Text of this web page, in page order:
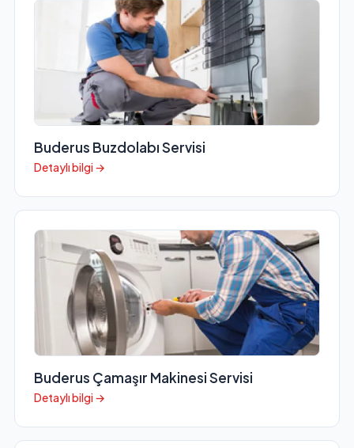
Buderus Buzdolabı Servisi
Detaylı bilgi →
Buderus Çamaşır Makinesi Servisi
Detaylı bilgi →